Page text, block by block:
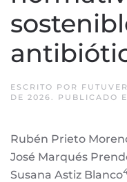
ESCRITO POR
DE 2026. PUBLICADO
Rubén Prieto
José Marqués
Susana Astiz Blanco